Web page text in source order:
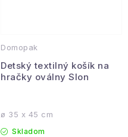
Domopak
Detský textilný košík na
hračky oválny Slon
ø 35 x 45 cm
Skladom